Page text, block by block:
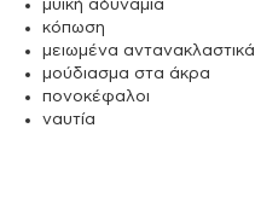
μυϊκή αδυναμία
κόπωση
μειωμένα αντανακλαστικά
μούδιασμα στα άκρα
πονοκέφαλοι
ναυτία